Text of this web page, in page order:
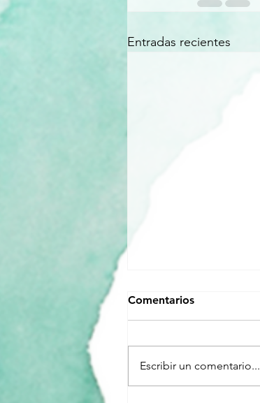
Entradas recientes
Comentarios
Escribir un comentario...